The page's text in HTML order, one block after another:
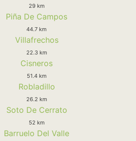
29 km
Piña De Campos
44.7 km
Villafrechos
22.3 km
Cisneros
51.4 km
Robladillo
26.2 km
Soto De Cerrato
52 km
Barruelo Del Valle